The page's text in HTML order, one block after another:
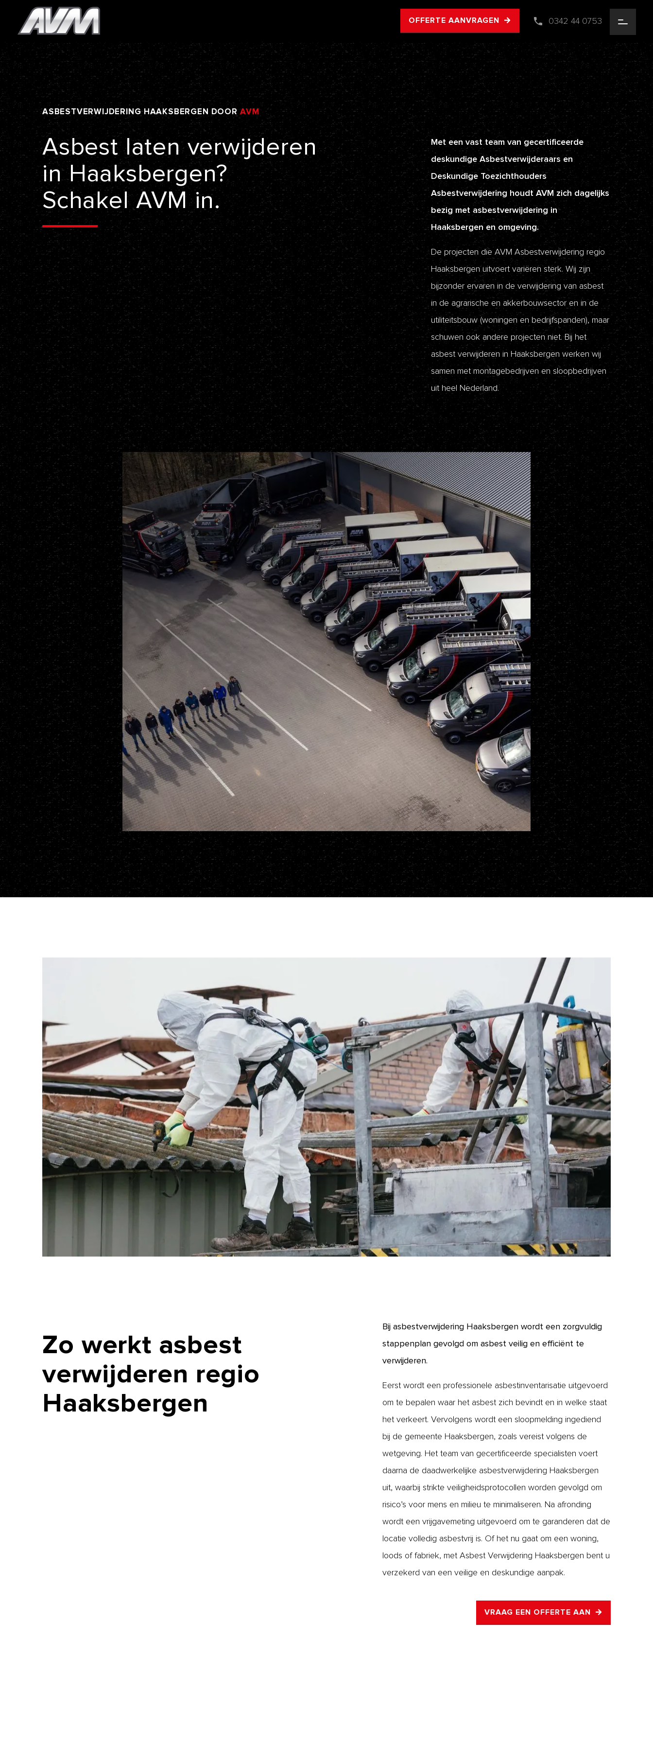
OFFERTE AANVRAGEN 0342 44 0753
ASBESTVERWIJDERING HAAKSBERGEN DOOR AVM
Asbest laten verwijderen
in Haaksbergen?
Schakel AVM in.
Met een vast team van gecertificeerde
deskundige Asbestverwijderaars en
Deskundige Toezichthouders
Asbestverwijdering houdt AVM zich dagelijks
bezig met asbestverwijdering in
Haaksbergen en omgeving.
De projecten die AVM Asbestverwijdering regio
Haaksbergen uitvoert variëren sterk. Wij zijn
bijzonder ervaren in de verwijdering van asbest
in de agrarische en akkerbouwsector en in de
utiliteitsbouw (woningen en bedrijfspanden), maar
schuwen ook andere projecten niet. Bij het
asbest verwijderen in Haaksbergen werken wij
samen met montagebedrijven en sloopbedrijven
uit heel Nederland.
Zo werkt asbest
verwijderen regio
Haaksbergen
Bij asbestverwijdering Haaksbergen wordt een zorgvuldig
stappenplan gevolgd om asbest veilig en efficiënt te
verwijderen.
Eerst wordt een professionele asbestinventarisatie uitgevoerd
om te bepalen waar het asbest zich bevindt en in welke staat
het verkeert. Vervolgens wordt een sloopmelding ingediend
bij de gemeente Haaksbergen, zoals vereist volgens de
wetgeving. Het team van gecertificeerde specialisten voert
daarna de daadwerkelijke asbestverwijdering Haaksbergen
uit, waarbij strikte veiligheidsprotocollen worden gevolgd om
risico’s voor mens en milieu te minimaliseren. Na afronding
wordt een vrijgavemeting uitgevoerd om te garanderen dat de
locatie volledig asbestvrij is. Of het nu gaat om een woning,
loods of fabriek, met Asbest Verwijdering Haaksbergen bent u
verzekerd van een veilige en deskundige aanpak.
VRAAG EEN OFFERTE AAN